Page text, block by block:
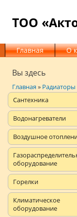
ТОО
Главная
О
Вы здесь
Главная» Радиаторы
Сантехника
Водонагреватели
Воздушное
оборудование
Горелки
Климатическое
оборудование